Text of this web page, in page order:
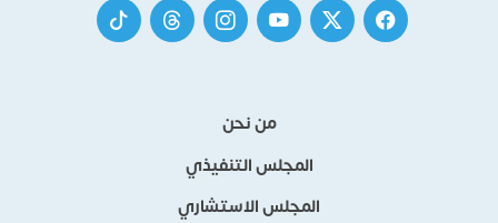
من نحن
المجلس التنفيذي
المجلس الاستشاري